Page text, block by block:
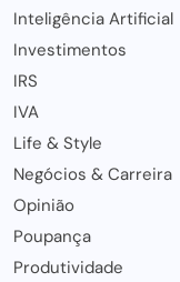
Inteligência Artificial
Investimentos
IRS
IVA
Life & Style
Negócios & Carreira
Opinião
Poupança
Produtividade